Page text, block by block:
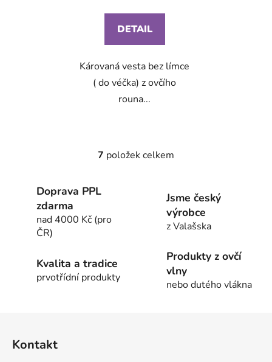
DETAIL
Károvaná vesta bez límce
( do véčka) z ovčího
rouna...
O
7 položek celkem
Doprava PPL
zdarma
nad 4000 Kč (pro
ČR)
Jsme český
výrobce
z Valašska
Kvalita a tradice
prvotřídní produkty
Produkty z ovčí
vlny
nebo dutého vlákna
Kontakt